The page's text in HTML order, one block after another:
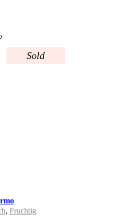
Sold
, Fruchtig